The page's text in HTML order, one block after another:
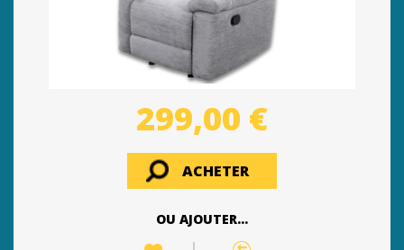
299,00 €
ACHETER
OU AJOUTER...